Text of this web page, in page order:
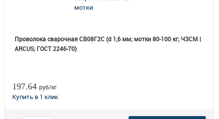
Проволока сварочная СВ08Г2С (d 1,6 мм; мотки 80-100 кг; ЧЗСМ |
ARCUS; ГОСТ 2246-70)
197.64 руб/кг